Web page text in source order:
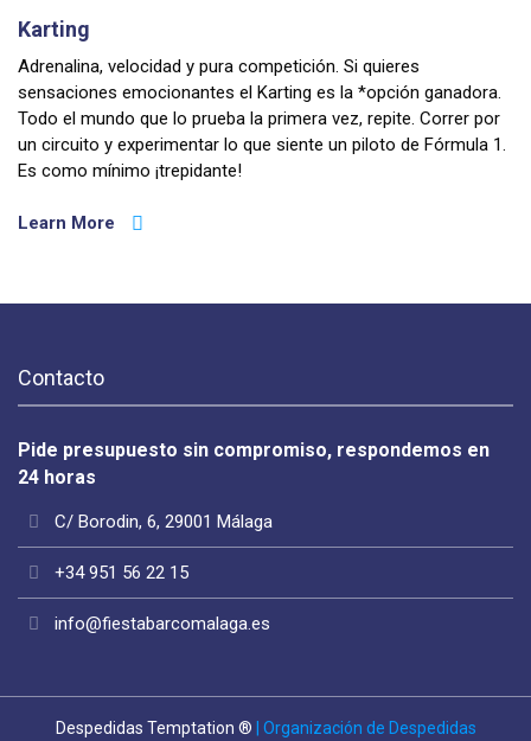
Karting
Adrenalina, velocidad y pura competición. Si quieres
sensaciones emocionantes el Karting es la *opción ganadora.
Todo el mundo que lo prueba la primera vez, repite. Correr por
un circuito y experimentar lo que siente un piloto de Fórmula 1.
Es como mínimo ¡trepidante!
Learn More
Contacto
Pide presupuesto sin compromiso, respondemos en
24 horas
C/ Borodin, 6, 29001 Málaga
+34 951 56 22 15
info@fiestabarcomalaga.es
Despedidas Temptation ® | Organización de Despedidas